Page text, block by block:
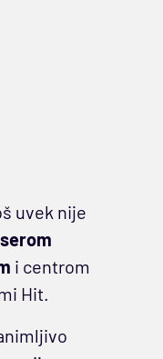
uvek nije
i centrom
Hit.